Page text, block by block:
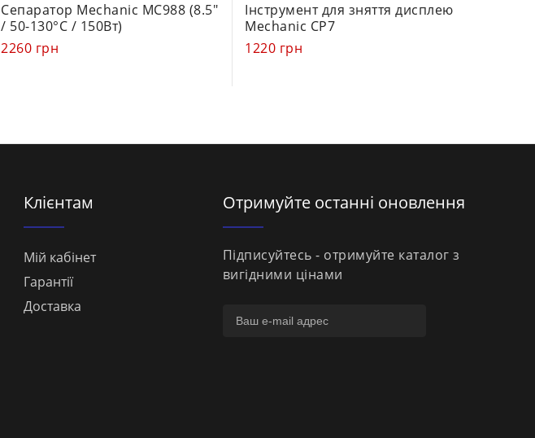
out
of
5
Сепаратор Mechanic MC988 (8.5″
/ 50-130°C / 150Вт)
2260 грн
out
of
5
Інструмент для зняття дисплею
Mechanic CP7
1220 грн
Клієнтам
Мій кабінет
Гарантії
Доставка
Отримуйте останні оновлення
Підписуйтесь - отримуйте каталог з
вигідними цінами